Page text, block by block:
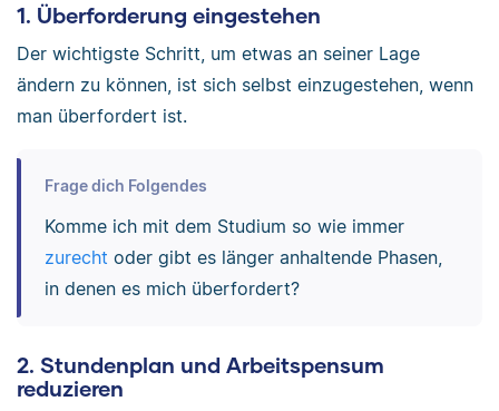
1. Überforderung eingestehen
Der wichtigste Schritt, um etwas an seiner Lage
ändern zu können, ist sich selbst einzugestehen, wenn
man überfordert ist.
Frage dich Folgendes
Komme ich mit dem Studium so wie immer
zurecht oder gibt es länger anhaltende Phasen,
in denen es mich überfordert?
2. Stundenplan und Arbeitspensum
reduzieren